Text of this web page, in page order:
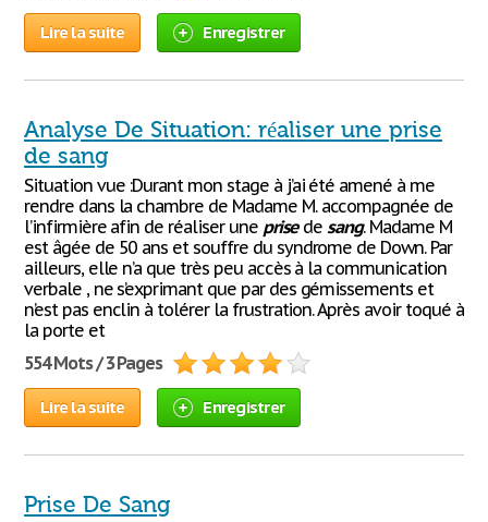
Lire la suite Enregistrer
Analyse De Situation: réaliser une prise
de sang
Situation vue :Durant mon stage à j’ai été amené à me
rendre dans la chambre de Madame M. accompagnée de
l’infirmière afin de réaliser une prisedesang. Madame M
est âgée de 50 ans et souffre du syndrome de Down. Par
ailleurs, elle n’a que très peu accès à la communication
verbale , ne s’exprimant que par des gémissements et
n’est pas enclin à tolérer la frustration. Après avoir toqué à
la porte et
554 Mots / 3 Pages
Lire la suite Enregistrer
Prise De Sang